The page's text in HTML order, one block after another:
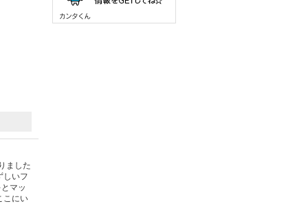
ました
しいフ
マッ
こにい